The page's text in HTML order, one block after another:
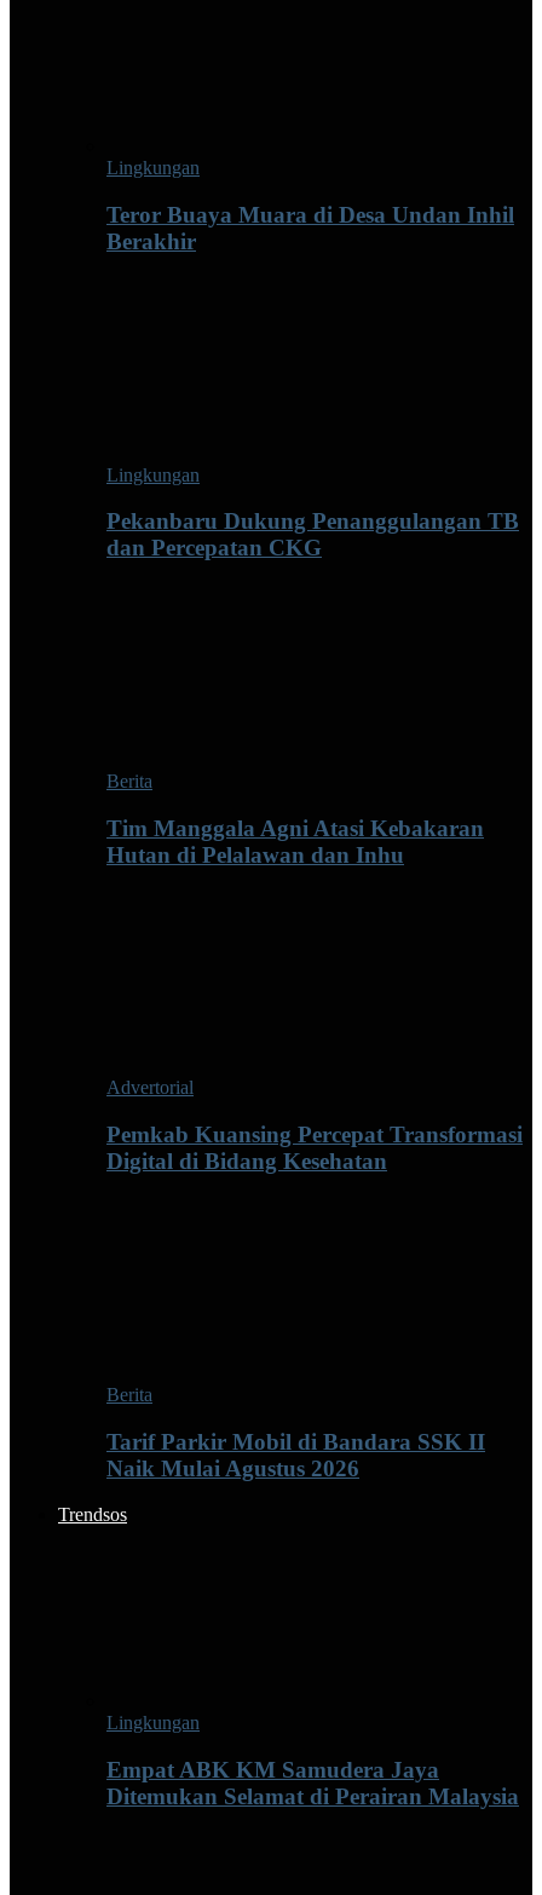
Lingkungan
Teror Buaya Muara di Desa Undan Inhil
Berakhir
Lingkungan
Pekanbaru Dukung Penanggulangan TB
dan Percepatan CKG
Berita
Tim Manggala Agni Atasi Kebakaran
Hutan di Pelalawan dan Inhu
Advertorial
Pemkab Kuansing Percepat Transformasi
Digital di Bidang Kesehatan
Berita
Tarif Parkir Mobil di Bandara SSK II
Naik Mulai Agustus 2026
Trendsos
Lingkungan
Empat ABK KM Samudera Jaya
Ditemukan Selamat di Perairan Malaysia